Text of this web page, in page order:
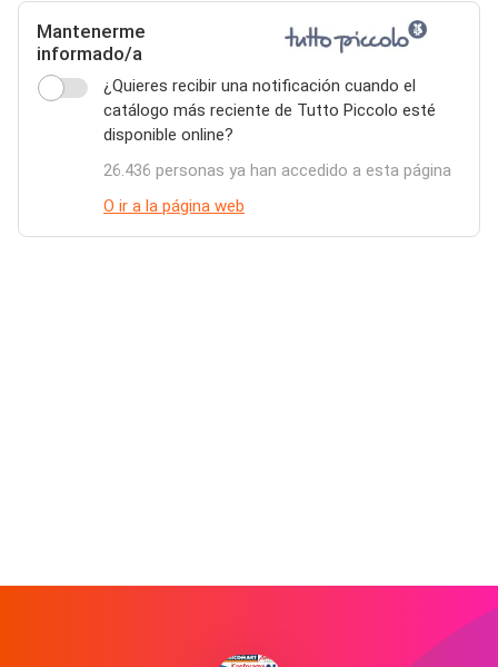
Mantenerme
informado/a
¿Quieres recibir una notificación cuando el
catálogo más reciente de Tutto Piccolo esté
disponible online?
26.436 personas ya han accedido a esta página
O ir a la página web